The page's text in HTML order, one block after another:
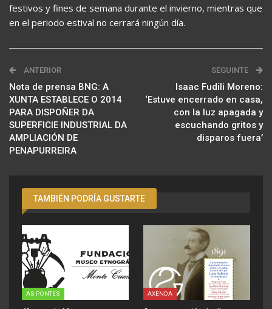
festivos y fines de semana durante el invierno, mientras que
en el periodo estival no cerrará ningún día.
ANTERIOR
Nota de prensa BNG: A
XUNTA ESTABLECE O 2014
PARA DISPOÑER DA
SUPERFICIE INDUSTRIAL DA
AMPLIACIÓN DE
PENAPURREIRA
SEGUINTE
Isaac Fudili Moreno:
‘Estuve encerrado en casa,
con la luz apagada y
escuchando gritos y
disparos fuera’
TAMBIÉN PODRÍA GUSTARTE
AS PONTES AXENDA